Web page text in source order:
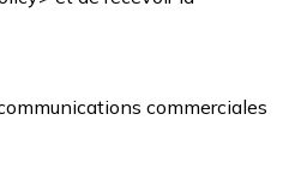
commerciales